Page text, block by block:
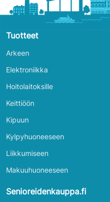
Tuotteet
Arkeen
Elektroniikka
Hoitolaitoksille
Keittiöön
Kipuun
Kylpyhuoneeseen
Liikkumiseen
Makuuhuoneeseen
Senioreidenkauppa.fi